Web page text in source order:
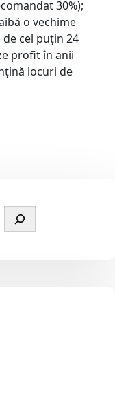
30%);
o vechime
cel puțin 24
profit în anii
locuri de